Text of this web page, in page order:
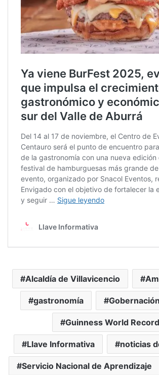
Alcaldía de Villavicencio
gastronomía
Guinness World
Llave Informativa noticias
Servicio Nacional de Aprendizaje